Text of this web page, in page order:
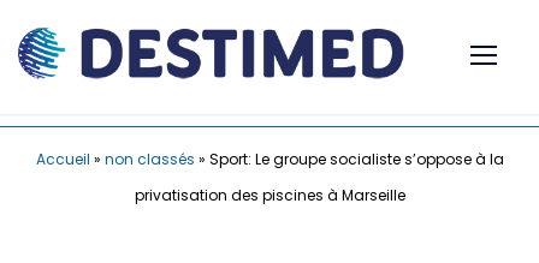
Accueil » non classés » Sport: Le groupe socialiste s’oppose à la
privatisation des piscines à Marseille